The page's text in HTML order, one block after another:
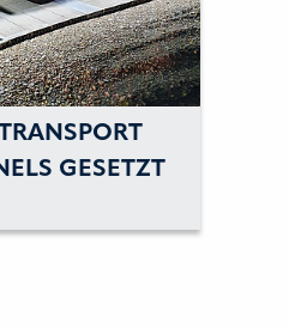
GESETZT